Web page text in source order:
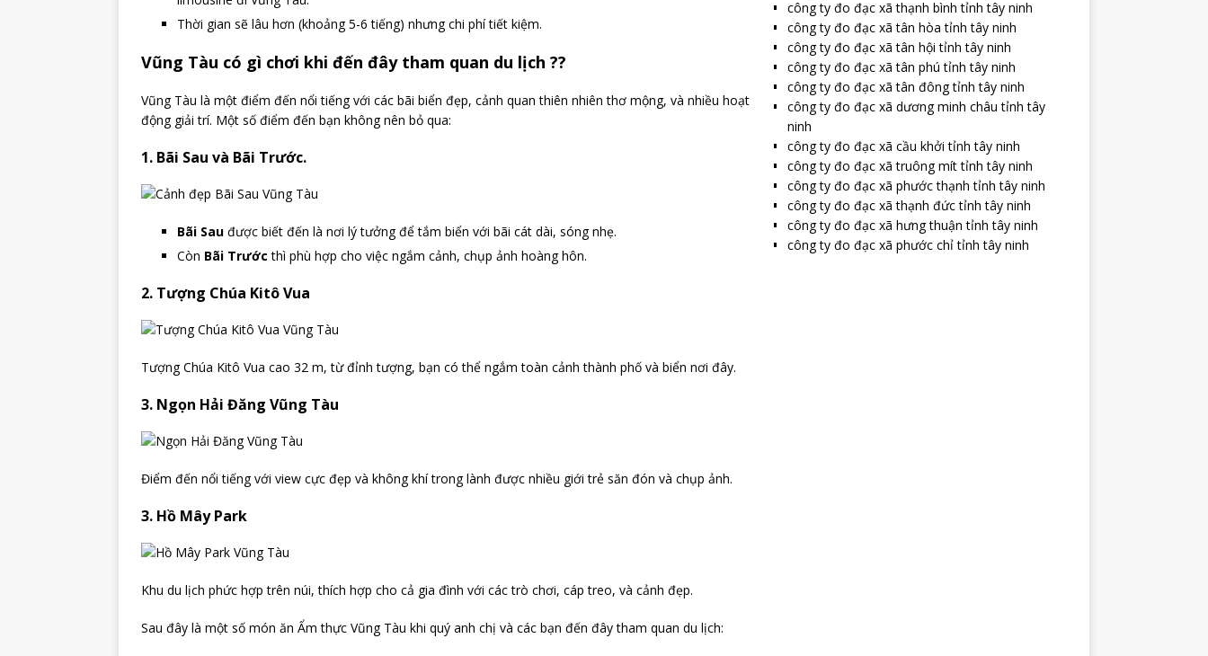
Thời gian sẽ lâu hơn (khoảng 5-6 tiếng) nhưng chi phí tiết kiệm.
Vũng Tàu có gì chơi khi đến đây tham quan du lịch ??
Vũng Tàu là một điểm đến nổi tiếng với các bãi biển đẹp, cảnh quan thiên nhiên thơ mộng, và nhiều hoạt
động giải trí. Một số điểm đến bạn không nên bỏ qua:
1. Bãi Sau và Bãi Trước.
Bãi Sau được biết đến là nơi lý tưởng để tắm biển với bãi cát dài, sóng nhẹ.
Còn Bãi Trước thì phù hợp cho việc ngắm cảnh, chụp ảnh hoàng hôn.
2. Tượng Chúa Kitô Vua
Tượng Chúa Kitô Vua cao 32 m, từ đỉnh tượng, bạn có thể ngắm toàn cảnh thành phố và biển nơi đây.
3. Ngọn Hải Đăng Vũng Tàu
Điểm đến nổi tiếng với view cực đẹp và không khí trong lành được nhiều giới trẻ săn đón và chụp ảnh.
3. Hồ Mây Park
Khu du lịch phức hợp trên núi, thích hợp cho cả gia đình với các trò chơi, cáp treo, và cảnh đẹp.
Sau đây là một số món ăn Ẩm thực Vũng Tàu khi quý anh chị và các bạn đến đây tham quan du lịch:
công ty đo đạc xã thạnh bình tỉnh tây ninh
công ty đo đạc xã tân hòa tỉnh tây ninh
công ty đo đạc xã tân hội tỉnh tây ninh
công ty đo đạc xã tân phú tỉnh tây ninh
công ty đo đạc xã tân đông tỉnh tây ninh
công ty đo đạc xã dương minh châu tỉnh tây
ninh
công ty đo đạc xã cầu khởi tỉnh tây ninh
công ty đo đạc xã truông mít tỉnh tây ninh
công ty đo đạc xã phước thạnh tỉnh tây ninh
công ty đo đạc xã thạnh đức tỉnh tây ninh
công ty đo đạc xã hưng thuận tỉnh tây ninh
công ty đo đạc xã phước chỉ tỉnh tây ninh